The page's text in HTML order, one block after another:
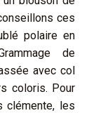
ces
polaire en
de
avec col
coloris. Pour
clémente, les